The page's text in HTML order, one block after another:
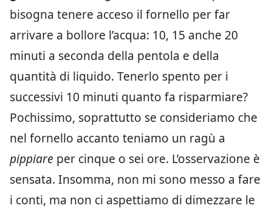
bisogna tenere acceso il fornello per far
arrivare a bollore l’acqua: 10, 15 anche 20
minuti a seconda della pentola e della
quantità di liquido. Tenerlo spento per i
successivi 10 minuti quanto fa risparmiare?
Pochissimo, soprattutto se consideriamo che
nel fornello accanto teniamo un ragù a
pippiare per cinque o sei ore. L’osservazione è
sensata. Insomma, non mi sono messo a fare
i conti, ma non ci aspettiamo di dimezzare le